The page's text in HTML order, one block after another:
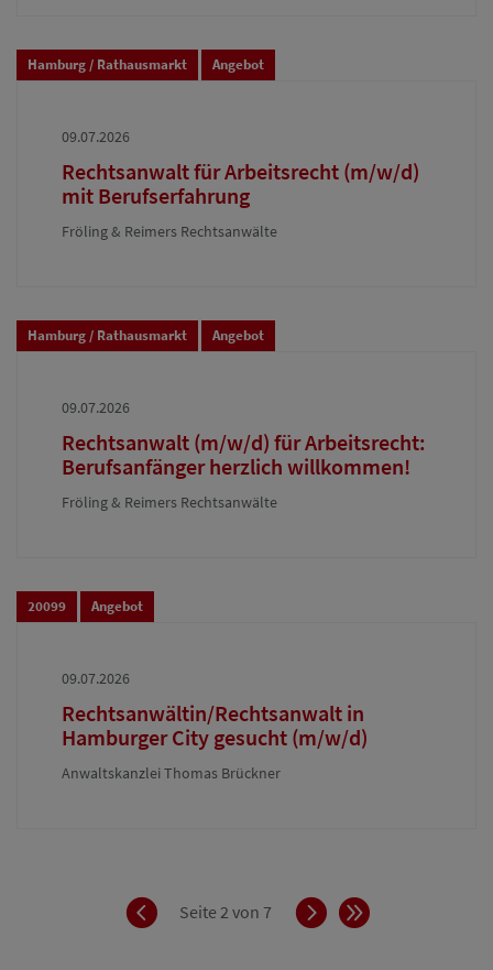
Hamburg / Rathausmarkt Angebot
09.07.2026
Rechtsanwalt für Arbeitsrecht (m/w/d)
mit Berufserfahrung
Fröling & Reimers Rechtsanwälte
Hamburg / Rathausmarkt Angebot
09.07.2026
Rechtsanwalt (m/w/d) für Arbeitsrecht:
Berufsanfänger herzlich willkommen!
Fröling & Reimers Rechtsanwälte
20099 Angebot
09.07.2026
Rechtsanwältin/Rechtsanwalt in
Hamburger City gesucht (m/w/d)
Anwaltskanzlei Thomas Brückner
ZurückSeite 2 von 7 VorwärtsEnde